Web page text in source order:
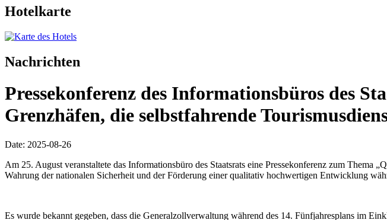
Hotelkarte
Nachrichten
Pressekonferenz des Informationsbüros des
Grenzhäfen, die selbstfahrende
Date: 2025-08-26
Am 25. August veranstaltete das Informationsbüro des Staatsrats eine Pressekonferenz zum Thema
Wahrung der nationalen Sicherheit und der Förderung einer qualitativ hochwertigen Entwicklung
Es wurde bekannt gegeben, dass die Generalzollverwaltung während des 14. Fünfjahresplans im